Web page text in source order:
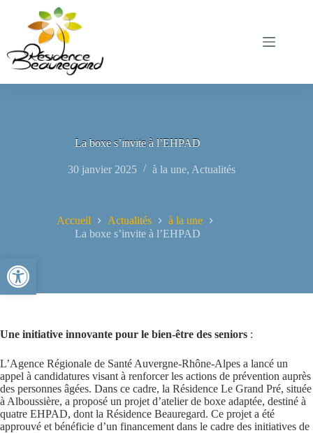
Ouvrir la barre d’outils
contenu
La boxe s’invite à l’EHPAD
30 janvier 2025 à la une, Actualités
Accueil Actualités
à la une
La boxe s’invite à l’EHPAD
Une initiative innovante pour le bien-être des seniors :
L’Agence Régionale de Santé Auvergne-Rhône-Alpes a lancé un
appel à candidatures visant à renforcer les actions de prévention auprès
des personnes âgées. Dans ce cadre, la Résidence Le Grand Pré, située
à Alboussière, a proposé un projet d’atelier de boxe adaptée, destiné à
quatre EHPAD, dont la Résidence Beauregard. Ce projet a été
approuvé et bénéficie d’un financement dans le cadre des initiatives de